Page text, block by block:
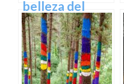
belleza del
Santuario de
Arantzazu en
Guipuzcoa –
Guía turística y